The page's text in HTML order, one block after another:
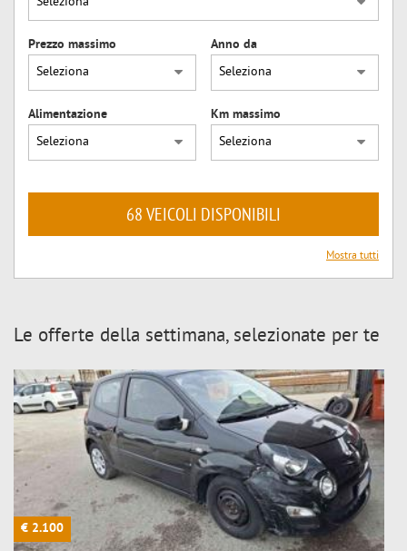
Prezzo massimo Anno da
Alimentazione Km massimo
68 VEICOLI DISPONIBILI
Mostra tutti
Le offerte della settimana, selezionate per te
€ 2.100